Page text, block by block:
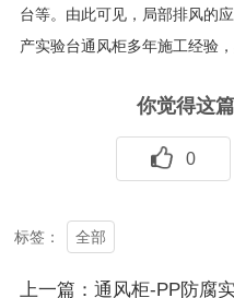
台等。由此可见，局部排风的
产实验台通风柜多年施工经验
你觉得这
0
标签： 全部
上一篇：通风柜-PP防腐